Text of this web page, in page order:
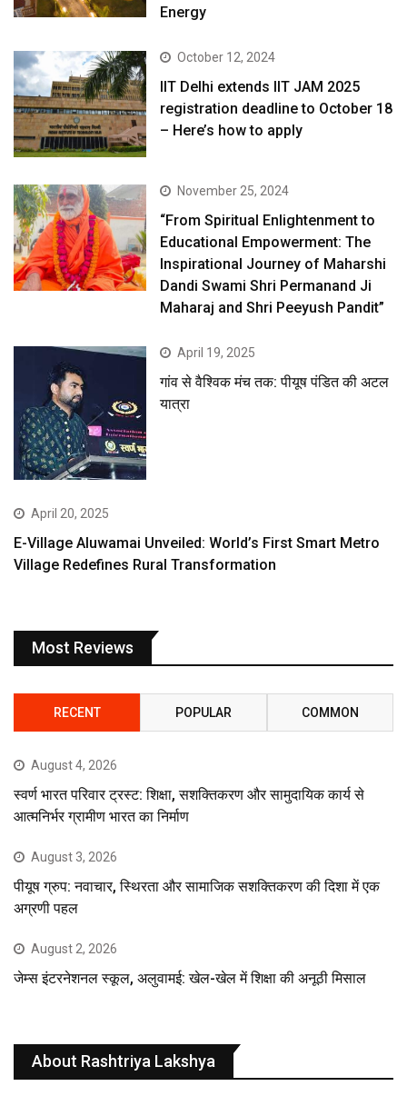
Energy
October 12, 2024
IIT Delhi extends IIT JAM 2025
registration deadline to October 18
– Here’s how to apply
November 25, 2024
“From Spiritual Enlightenment to
Educational Empowerment: The
Inspirational Journey of Maharshi
Dandi Swami Shri Permanand Ji
Maharaj and Shri Peeyush Pandit”
April 19, 2025
गांव से वैश्विक मंच तक: पीयूष पंडित की अटल
यात्रा
April 20, 2025
E-Village Aluwamai Unveiled: World’s First Smart Metro
Village Redefines Rural Transformation
Most Reviews
RECENT POPULAR COMMON
August 4, 2026
स्वर्ण भारत परिवार ट्रस्ट: शिक्षा, सशक्तिकरण और सामुदायिक कार्य से
आत्मनिर्भर ग्रामीण भारत का निर्माण
August 3, 2026
पीयूष ग्रुप: नवाचार, स्थिरता और सामाजिक सशक्तिकरण की दिशा में एक
अग्रणी पहल
August 2, 2026
जेम्स इंटरनेशनल स्कूल, अलुवामई: खेल-खेल में शिक्षा की अनूठी मिसाल
About Rashtriya Lakshya